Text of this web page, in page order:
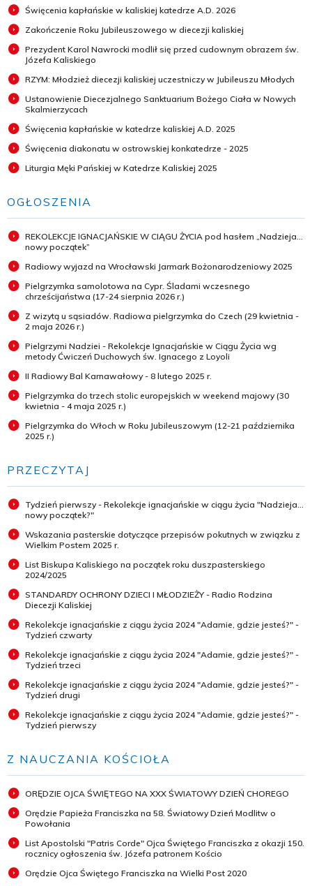
Święcenia kapłańskie w kaliskiej katedrze A.D. 2026
Zakończenie Roku Jubileuszowego w diecezji kaliskiej
Prezydent Karol Nawrocki modlił się przed cudownym obrazem św.
Józefa Kaliskiego
RZYM: Młodzież diecezji kaliskiej uczestniczy w Jubileuszu Młodych
Ustanowienie Diecezjalnego Sanktuarium Bożego Ciała w Nowych
Skalmierzycach
Święcenia kapłańskie w katedrze kaliskiej A.D. 2025
Święcenia diakonatu w ostrowskiej konkatedrze - 2025
Liturgia Męki Pańskiej w Katedrze Kaliskiej 2025
OGŁOSZENIA
REKOLEKCJE IGNACJAŃSKIE W CIĄGU ŻYCIA pod hasłem „Nadzieja...
nowy początek”
Radiowy wyjazd na Wrocławski Jarmark Bożonarodzeniowy 2025
Pielgrzymka samolotowa na Cypr. Śladami wczesnego
chrześcijaństwa (17-24 sierpnia 2026 r.)
Z wizytą u sąsiadów. Radiowa pielgrzymka do Czech (29 kwietnia -
2 maja 2026 r.)
Pielgrzymi Nadziei - Rekolekcje Ignacjańskie w Ciągu Życia wg
metody Ćwiczeń Duchowych św. Ignacego z Loyoli
II Radiowy Bal Karnawałowy - 8 lutego 2025 r.
Pielgrzymka do trzech stolic europejskich w weekend majowy (30
kwietnia - 4 maja 2025 r.)
Pielgrzymka do Włoch w Roku Jubileuszowym (12-21 października
2025 r.)
PRZECZYTAJ
Tydzień pierwszy - Rekolekcje ignacjańskie w ciągu życia "Nadzieja...
nowy początek?"
Wskazania pasterskie dotyczące przepisów pokutnych w związku z
Wielkim Postem 2025 r.
List Biskupa Kaliskiego na początek roku duszpasterskiego
2024/2025
STANDARDY OCHRONY DZIECI I MŁODZIEŻY - Radio Rodzina
Diecezji Kaliskiej
Rekolekcje ignacjańskie z ciągu życia 2024 "Adamie, gdzie jesteś?" -
Tydzień czwarty
Rekolekcje ignacjańskie z ciągu życia 2024 "Adamie, gdzie jesteś?" -
Tydzień trzeci
Rekolekcje ignacjańskie z ciągu życia 2024 "Adamie, gdzie jesteś?" -
Tydzień drugi
Rekolekcje ignacjańskie z ciągu życia 2024 "Adamie, gdzie jesteś?" -
Tydzień pierwszy
Z NAUCZANIA KOŚCIOŁA
ORĘDZIE OJCA ŚWIĘTEGO NA XXX ŚWIATOWY DZIEŃ CHOREGO
Orędzie Papieża Franciszka na 58. Światowy Dzień Modlitw o
Powołania
List Apostolski "Patris Corde" Ojca Świętego Franciszka z okazji 150.
rocznicy ogłoszenia św. Józefa patronem Kościo
Orędzie Ojca Świętego Franciszka na Wielki Post 2020